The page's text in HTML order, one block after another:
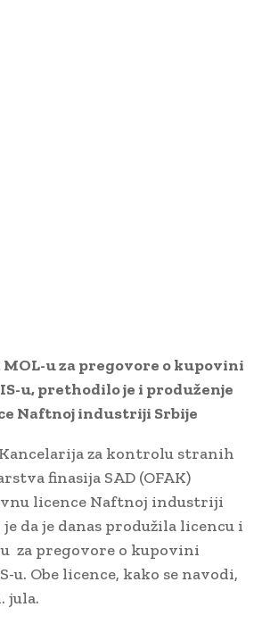
u za pregovore o kupovini
u, prethodilo je i produženje
Naftnoj industriji Srbije
za kontrolu stranih
finasija SAD (OFAK)
licence Naftnoj industriji
da je danas produžila licencu i
za pregovore o kupovini
u. Obe licence, kako se navodi,
jula.